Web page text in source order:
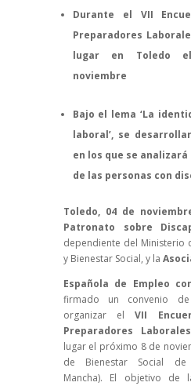
Durante el VII
Preparadores
lugar en Toledo
noviembre
Bajo el lema ‘La
laboral’, se
en los que se
de las personas con
Toledo, 04 de
Patronato sobre
dependiente del Ministerio
y Bienestar Social, y la
Española de Empleo
firmado un convenio
organizar elVII
Preparadores
lugar el próximo 8 de
de Bienestar Social de
Mancha). El objetivo